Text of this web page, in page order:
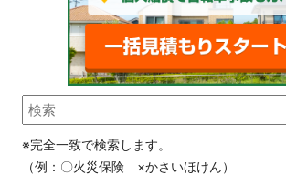
※完全一致で検索します。
（例：〇火災保険 ×かさいほけん）